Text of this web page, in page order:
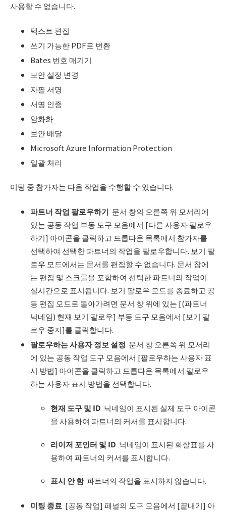
사용할 수 없습니다.
텍스트 편집
쓰기 가능한 PDF로 변환
Bates 번호 매기기
보안 설정 변경
자필 서명
서명 인증
암화화
보안 배달
Microsoft Azure Information Protection
일괄 처리
미팅 중 참가자는 다음 작업을 수행할 수 있습니다.
파트너 작업 팔로우하기 문서 창의 오른쪽 위 모서리에
있는 공동 작업 부동 도구 모음에서 [다른 사용자 팔로우
하기] 아이콘을 클릭하고 드롭다운 목록에서 참가자를
선택하여 선택한 파트너의 작업을 팔로우합니다. 보기 팔
로우 모드에서는 문서를 편집할 수 없습니다. 문서 창에
는 편집 및 스크롤을 포함하여 선택한 파트너의 작업이
실시간으로 표시됩니다. 보기 팔로우 모드를 종료하고 공
동 편집 모드로 돌아가려면 문서 창 위에 있는 [(파트너
닉네임) 현재 보기 팔로우] 부동 도구 모음에서 [보기 팔
로우 중지]를 클릭합니다.
팔로우하는 사용자 정보 설정 문서 창 오른쪽 위 모서리
에 있는 공동 작업 도구 모음에서 [팔로우하는 사용자 표
시 방법] 아이콘을 클릭하고 드롭다운 목록에서 팔로우
하는 사용자 표시 방법을 선택합니다.
현재 도구 및 ID 닉네임이 표시된 실제 도구 아이콘
을 사용하여 파트너의 커서를 표시합니다.
리이저 포인터 및 ID 닉네임이 표시된 화살표를 사
용하여 파트너의 커서를 표시합니다.
표시 안 함 파트너의 작업을 표시하지 않습니다.
미팅 종료 [공동 작업] 패널의 도구 모음에서 [끝내기] 아